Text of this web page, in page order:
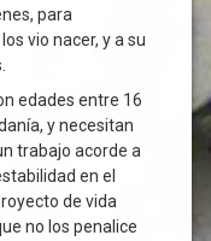
para
vio nacer, y a su
edades entre 16
y necesitan
trabajo acorde a
en el
de vida
no los penalice